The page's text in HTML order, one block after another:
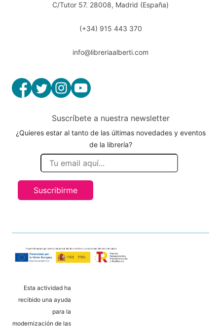
C/Tutor 57. 28008, Madrid (España)
(+34) 915 443 370
info@libreriaalberti.com
Suscríbete a nuestra newsletter
¿Quieres estar al tanto de las últimas novedades y eventos
de la librería?
Suscribirme
Esta actividad ha
recibido una ayuda
para la
modernización de las